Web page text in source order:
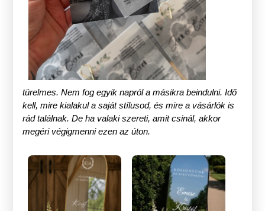
türelmes. Nem fog egyik napról a másikra beindulni. Idő
kell, mire kialakul a saját stílusod, és mire a vásárlók is
rád találnak. De ha valaki szereti, amit csinál, akkor
megéri végigmenni ezen az úton.